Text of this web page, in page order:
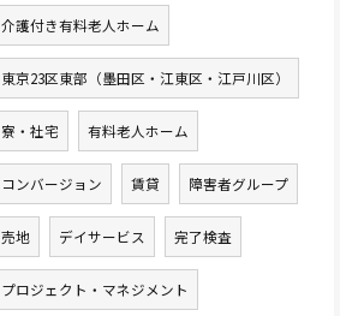
介護付き有料老人ホーム
東京23区東部（墨田区・江東区・江戸川区）
寮・社宅 有料老人ホーム
コンバージョン 賃貸 障害者グループ
売地 デイサービス 完了検査
プロジェクト・マネジメント